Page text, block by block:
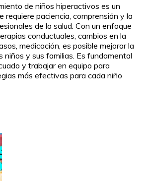
de niños hiperactivos es un
requiere paciencia, comprensión y la
de la salud. Con un enfoque
conductuales, cambios en la
medicación, es posible mejorar la
niños y sus familias. Es fundamental
y trabajar en equipo para
más efectivas para cada niño